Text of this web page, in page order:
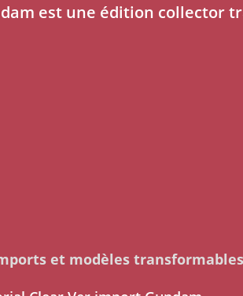
est une édition collector
et modèles